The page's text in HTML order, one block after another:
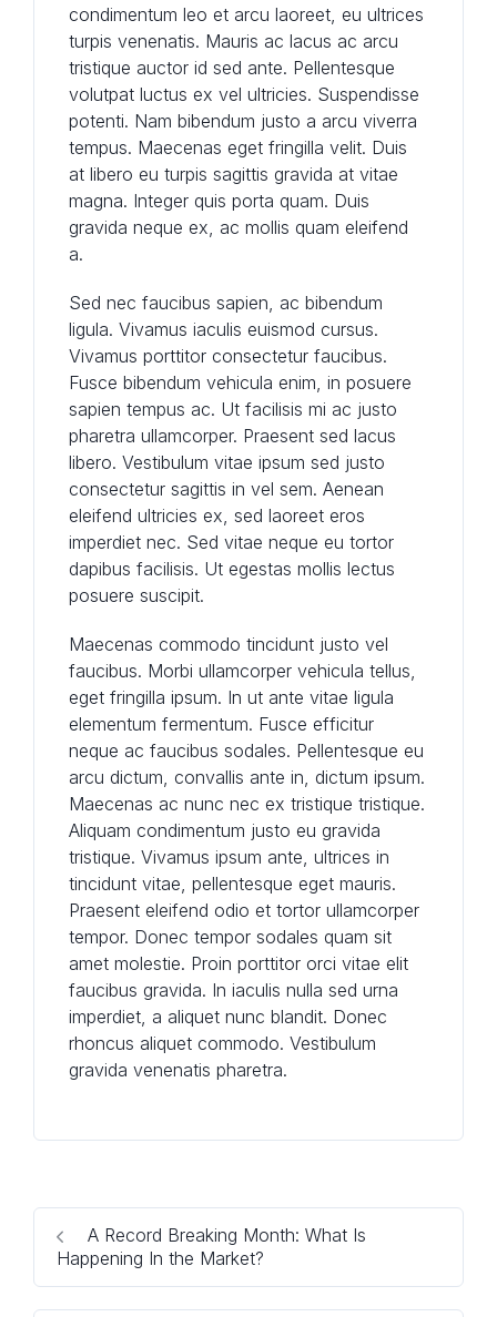
condimentum leo et arcu laoreet, eu ultrices
turpis venenatis. Mauris ac lacus ac arcu
tristique auctor id sed ante. Pellentesque
volutpat luctus ex vel ultricies. Suspendisse
potenti. Nam bibendum justo a arcu viverra
tempus. Maecenas eget fringilla velit. Duis
at libero eu turpis sagittis gravida at vitae
magna. Integer quis porta quam. Duis
gravida neque ex, ac mollis quam eleifend
a.
Sed nec faucibus sapien, ac bibendum
ligula. Vivamus iaculis euismod cursus.
Vivamus porttitor consectetur faucibus.
Fusce bibendum vehicula enim, in posuere
sapien tempus ac. Ut facilisis mi ac justo
pharetra ullamcorper. Praesent sed lacus
libero. Vestibulum vitae ipsum sed justo
consectetur sagittis in vel sem. Aenean
eleifend ultricies ex, sed laoreet eros
imperdiet nec. Sed vitae neque eu tortor
dapibus facilisis. Ut egestas mollis lectus
posuere suscipit.
Maecenas commodo tincidunt justo vel
faucibus. Morbi ullamcorper vehicula tellus,
eget fringilla ipsum. In ut ante vitae ligula
elementum fermentum. Fusce efficitur
neque ac faucibus sodales. Pellentesque eu
arcu dictum, convallis ante in, dictum ipsum.
Maecenas ac nunc nec ex tristique tristique.
Aliquam condimentum justo eu gravida
tristique. Vivamus ipsum ante, ultrices in
tincidunt vitae, pellentesque eget mauris.
Praesent eleifend odio et tortor ullamcorper
tempor. Donec tempor sodales quam sit
amet molestie. Proin porttitor orci vitae elit
faucibus gravida. In iaculis nulla sed urna
imperdiet, a aliquet nunc blandit. Donec
rhoncus aliquet commodo. Vestibulum
gravida venenatis pharetra.
A Record Breaking Month: What Is
Happening In the Market?